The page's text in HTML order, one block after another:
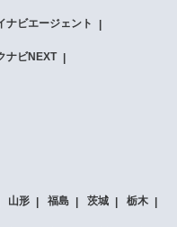
ナビエージェント
ナビNEXT
山形 福島 茨城 栃木